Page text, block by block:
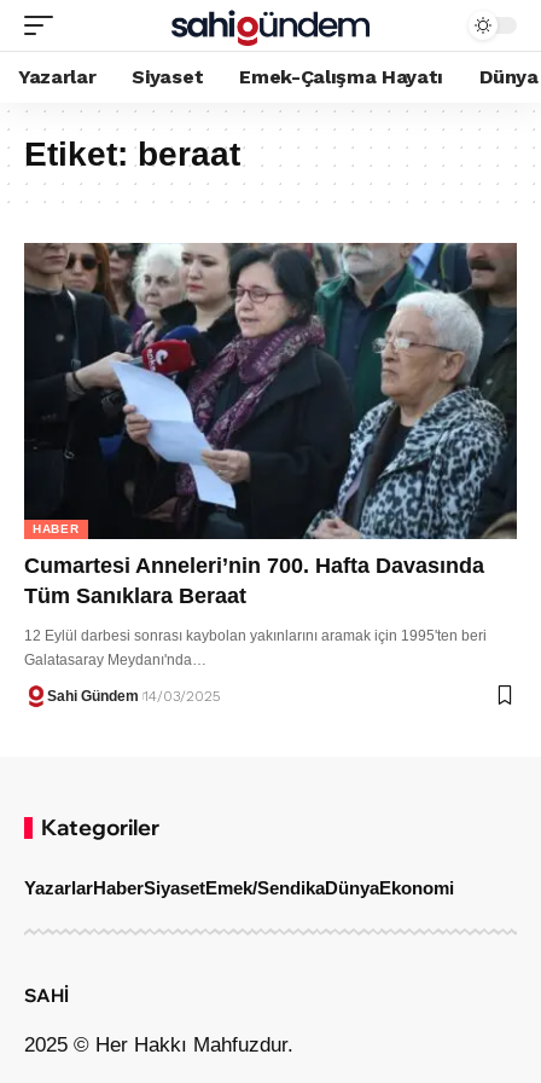
Yazarlar Siyaset Emek-Çalışma Hayatı Dünya
Etiket:beraat
HABER
Cumartesi Anneleri’nin 700. Hafta Davasında
Tüm Sanıklara Beraat
12 Eylül darbesi sonrası kaybolan yakınlarını aramak için 1995'ten beri
Galatasaray Meydanı'nda…
Sahi Gündem 14/03/2025
Kategoriler
YazarlarHaberSiyasetEmek/SendikaDünyaEkonomi
SAHİ
2025 © Her Hakkı Mahfuzdur.